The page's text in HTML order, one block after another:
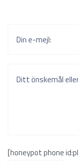
Din e-mejl:
Ditt önskemål
[honeypot phone